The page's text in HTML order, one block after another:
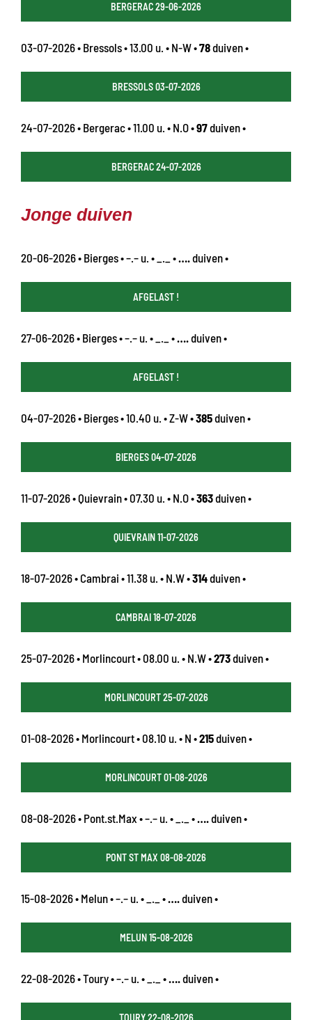
BERGERAC 29-06-2026
03-07-2026 • Bressols • 13.00 u. • N-W •78duiven •
BRESSOLS 03-07-2026
24-07-2026 • Bergerac • 11.00 u. • N.O •97duiven •
BERGERAC 24-07-2026
Jonge duiven
20-06-2026 • Bierges • –.– u. • _._ •….duiven •
AFGELAST !
27-06-2026 • Bierges • –.– u. • _._ •….duiven •
AFGELAST !
04-07-2026 • Bierges • 10.40 u. • Z-W •385duiven •
BIERGES 04-07-2026
11-07-2026 • Quievrain • 07.30 u. • N.O •363duiven •
QUIEVRAIN 11-07-2026
18-07-2026 • Cambrai • 11.38 u. • N.W •314duiven •
CAMBRAI 18-07-2026
25-07-2026 • Morlincourt • 08.00 u. • N.W •273duiven •
MORLINCOURT 25-07-2026
01-08-2026 • Morlincourt • 08.10 u. • N •215duiven •
MORLINCOURT 01-08-2026
08-08-2026 • Pont.st.Max • –.– u. • _._ •….duiven •
PONT ST MAX 08-08-2026
15-08-2026 • Melun • –.– u. • _._ •….duiven •
MELUN 15-08-2026
22-08-2026 • Toury • –.– u. • _._ •….duiven •
TOURY 22-08-2026